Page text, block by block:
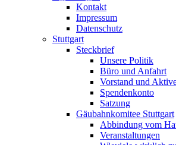
Kontakt
Impressum
Datenschutz
Stuttgart
Steckbrief
Unsere Politik
Büro und Anfahrt
Vorstand und
Spendenkonto
Satzung
Gäubahnkomitee Stuttgart
Abbindung vom
Veranstaltungen